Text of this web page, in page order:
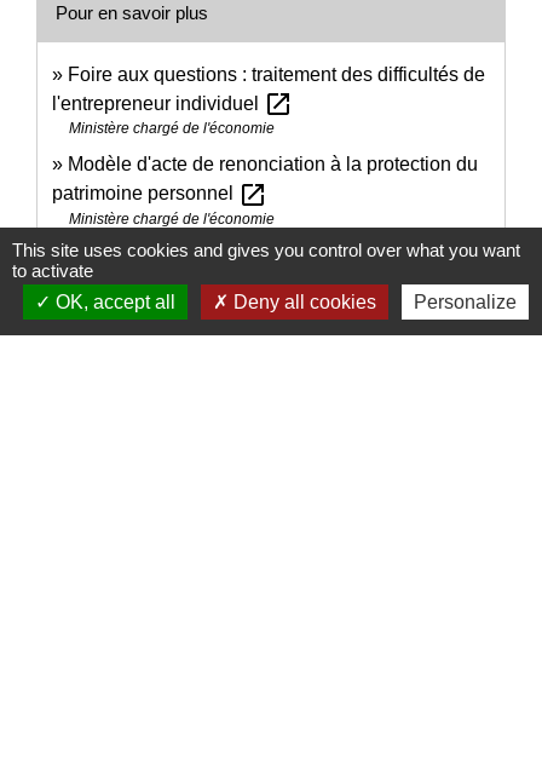
Pour en savoir plus
Foire aux questions : traitement des difficultés de
l'entrepreneur individuel
open_in_new
Ministère chargé de l'économie
Modèle d'acte de renonciation à la protection du
patrimoine personnel
open_in_new
Ministère chargé de l'économie
Signaler une erreur sur cette page
This site uses cookies and gives you control over what you want
to activate
OK, accept all
Deny all cookies Personalize